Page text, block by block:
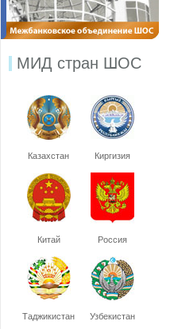
МИД стран ШОС
Казахстан Киргизия
Китай Россия
Таджикистан Узбекистан